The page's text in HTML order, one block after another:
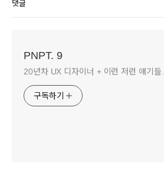
댓글
PNPT. 9
20년차 UX 디자이너 + 이런 저런 얘기들.
구독하기